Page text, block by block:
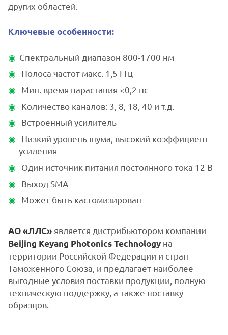
других областей.
Ключевые особенности:
Спектральный диапазон 800-1700 нм
Полоса частот макс. 1,5 ГГц
Мин. время нарастания <0,2 нс
Количество каналов: 3, 8, 18, 40 и т.д.
Встроенный усилитель
Низкий уровень шума, высокий коэффициент
усиления
Один источник питания постоянного тока 12 В
Выход SMA
Может быть кастомизирован
АО «ЛЛС» является дистрибьютором компании
Beijing Keyang Photonics Technology на
территории Российской Федерации и стран
Таможенного Союза, и предлагает наиболее
выгодные условия поставки продукции, полную
техническую поддержку, а также поставку
образцов.